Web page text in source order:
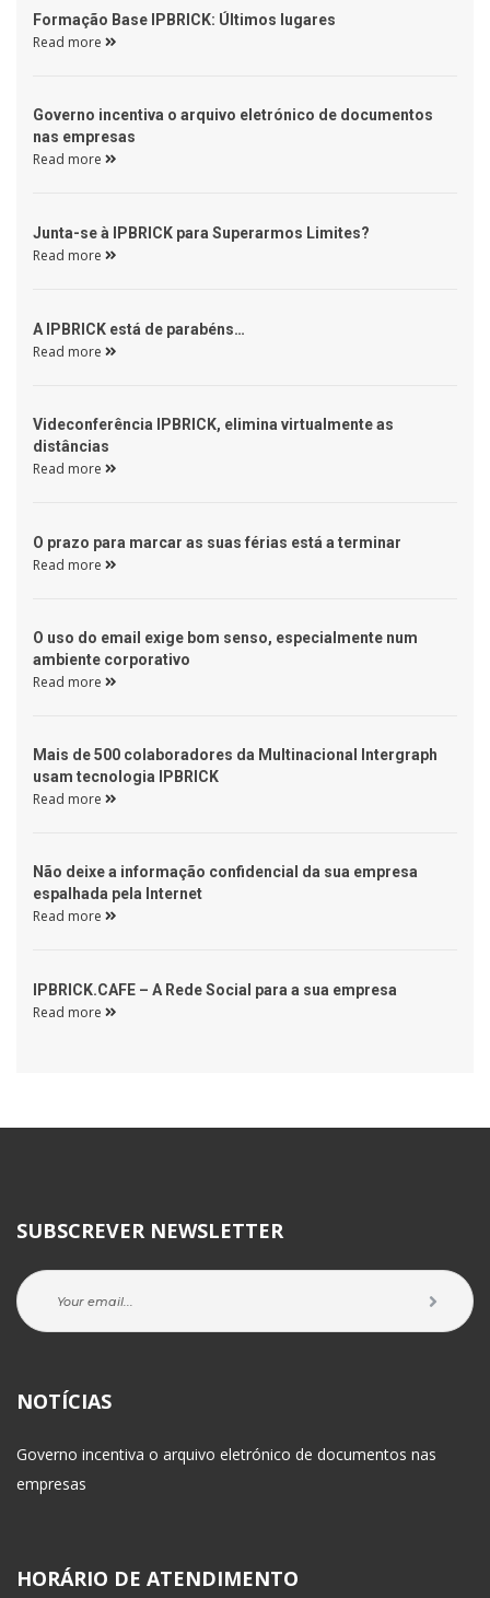
Formação Base IPBRICK: Últimos lugares
Read more
Governo incentiva o arquivo eletrónico de documentos
nas empresas
Read more
Junta-se à IPBRICK para Superarmos Limites?
Read more
A IPBRICK está de parabéns…
Read more
Videconferência IPBRICK, elimina virtualmente as
distâncias
Read more
O prazo para marcar as suas férias está a terminar
Read more
O uso do email exige bom senso, especialmente num
ambiente corporativo
Read more
Mais de 500 colaboradores da Multinacional Intergraph
usam tecnologia IPBRICK
Read more
Não deixe a informação confidencial da sua empresa
espalhada pela Internet
Read more
IPBRICK.CAFE – A Rede Social para a sua empresa
Read more
SUBSCREVER NEWSLETTER
NOTÍCIAS
Governo incentiva o arquivo eletrónico de documentos nas
empresa
HORÁRIO DE ATENDIMENTO